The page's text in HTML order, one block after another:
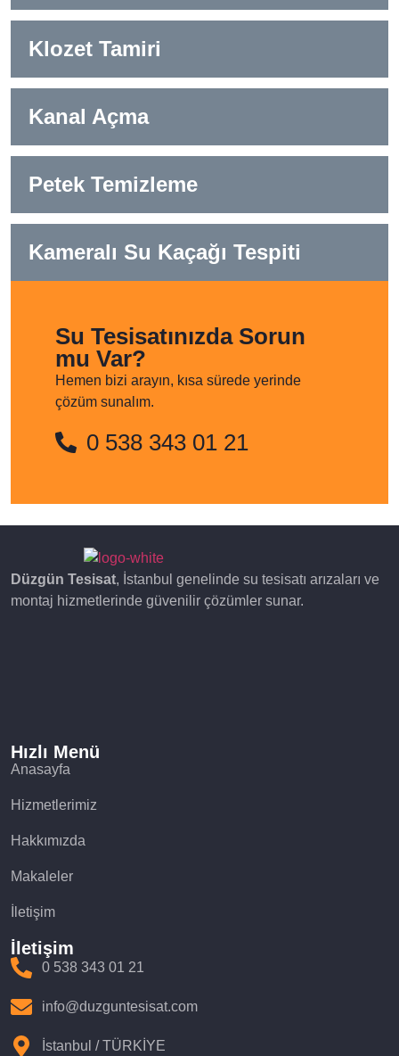
Klozet Tamiri
Kanal Açma
Petek Temizleme
Kameralı Su Kaçağı Tespiti
Su Tesisatınızda Sorun
mu Var?
Hemen bizi arayın, kısa sürede yerinde
çözüm sunalım.
0 538 343 01 21
Düzgün Tesisat, İstanbul genelinde su tesisatı arızaları ve
montaj hizmetlerinde güvenilir çözümler sunar.
Hızlı Menü
Anasayfa
Hizmetlerimiz
Hakkımızda
Makaleler
İletişim
İletişim
0 538 343 01 21
info@duzguntesisat.com
İstanbul / TÜRKİYE